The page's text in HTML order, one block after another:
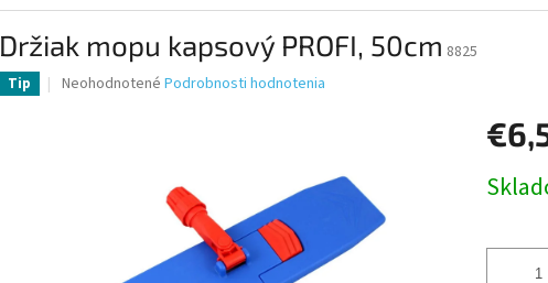
Držiak mopu kapsový PROFI, 50cm 8825
Tip
Priemerné
Neohodnotené Podrobnosti hodnotenia
cena: